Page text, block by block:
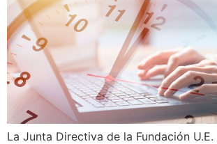
La Junta Directiva de la Fundación